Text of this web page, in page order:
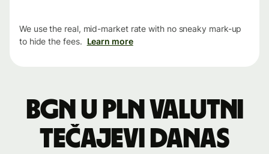
We use the real, mid-market rate with no sneaky mark-up
to hide the fees. Learn more
BGN u PLN valutni
tečajevi danas